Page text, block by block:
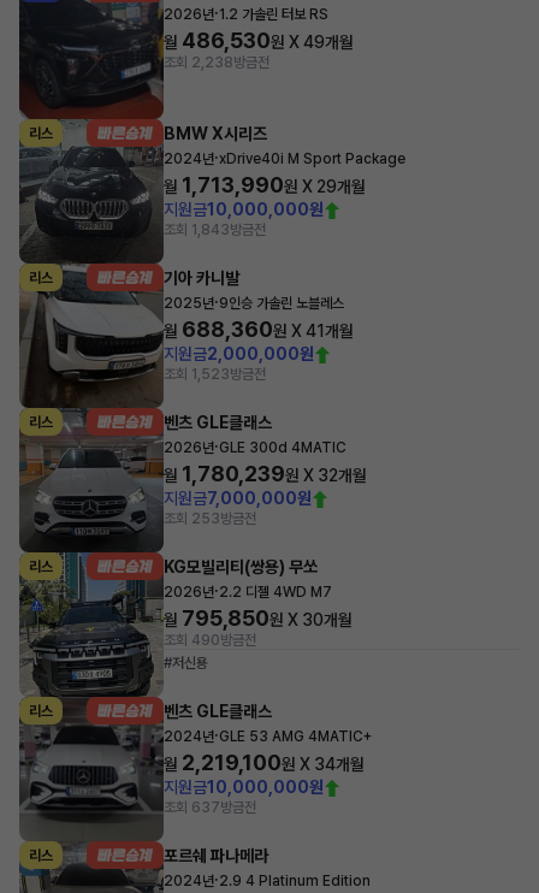
2026년·1.2 가솔린 터보 RS
월 486,530원 X49개월
조회 2,238방금전
리스 BMW X시리즈
2024년·xDrive40i M Sport Package
월 1,713,990원 X 29개월
지원금10,000,000원
조회 1,843방금전
리스 기아 카니발
2025년·9인승 가솔린 노블레스
월 688,360원 X41개월
지원금2,000,000원
조회 1,523방금전
리스 벤츠 GLE클래스
2026년·GLE 300d 4MATIC
월 1,780,239원 X 32개월
지원금7,000,000원
조회 253방금전
리스 KG모빌리티(쌍용) 무쏘
2026년·2.2 디젤 4WD M7
월 795,850원 X 30개월
조회 490방금전
#저신용
리스 벤츠 GLE클래스
2024년·GLE 53 AMG 4MATIC+
월 2,219,100원 X 34개월
지원금10,000,000원
조회 637방금전
리스 포르쉐 파나메라
2024년·2.9 4 Platinum Edition